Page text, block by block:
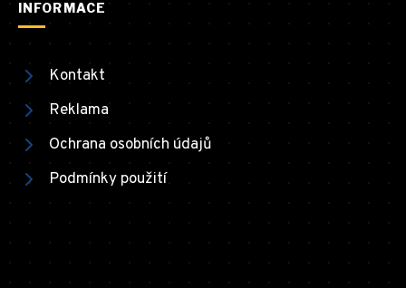
INFORMACE
Kontakt
Reklama
Ochrana osobních údajů
Podmínky použití